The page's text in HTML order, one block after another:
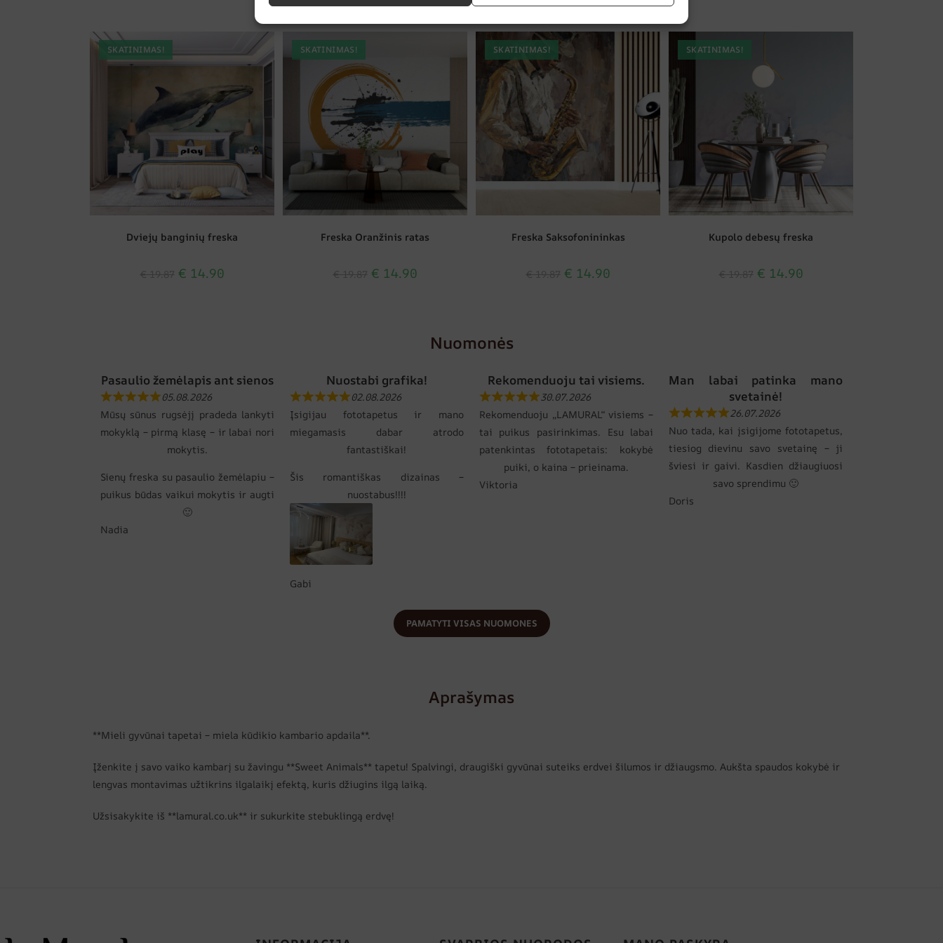
SKATINIMAS!
Dviejų banginių freska
€ 14.90
SKATINIMAS!
Freska Oranžinis ratas
€ 14.90
SKATINIMAS!
Freska Saksofonininkas
€ 14.90
SKATINIMAS!
Kupolo debesų freska
€ 14.90
Nuomonės
Pasaulio žemėlapis ant sienos
05.08.2026
Mūsų sūnus rugsėjį pradeda lankyti
mokyklą – pirmą klasę – ir labai nori
mokytis.
Sienų freska su pasaulio žemėlapiu –
puikus būdas vaikui mokytis ir augti
🙂
Nadia
Nuostabi grafika!
02.08.2026
Įsigijau fototapetus ir mano
miegamasis dabar atrodo
fantastiškai!
Šis romantiškas dizainas –
nuostabus!!!!
Gabi
Rekomenduoju tai visiems.
30.07.2026
Rekomenduoju „LAMURAL“ visiems –
tai puikus pasirinkimas. Esu labai
patenkintas fototapetais: kokybė
puiki, o kaina – prieinama.
Viktoria
Man labai patinka mano
svetainė!
26.07.2026
Nuo tada, kai įsigijome fototapetus,
tiesiog dievinu savo svetainę – ji
šviesi ir gaivi. Kasdien džiaugiuosi
savo sprendimu 🙂
Doris
PAMATYTI VISAS NUOMONES
Aprašymas
**Mieli gyvūnai tapetai – miela kūdikio kambario apdaila**.
Įženkite į savo vaiko kambarį su žavingu **Sweet Animals** tapetu! Spalvingi, draugiški gyvūnai suteiks erdvei šilumos ir džiaugsmo. Aukšta spaudos kokybė ir
lengvas montavimas užtikrins ilgalaikį efektą, kuris džiugins ilgą laiką.
Užsisakykite iš **lamural.co.uk** ir sukurkite stebuklingą erdvę!